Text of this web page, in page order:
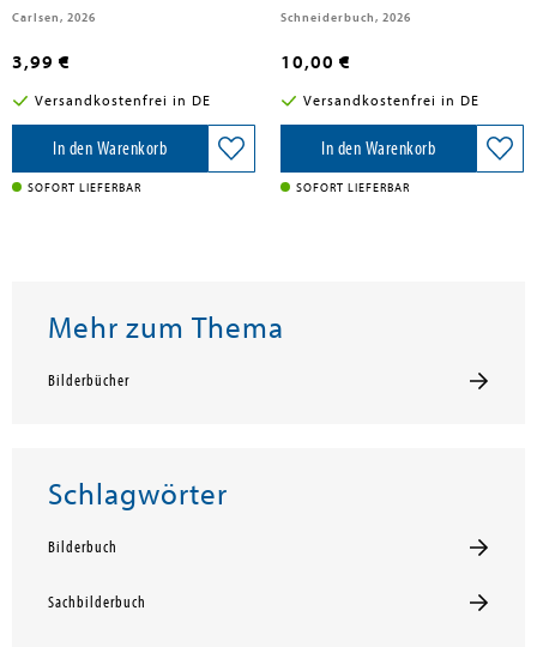
Carlsen, 2026
3,99 €
Versandkostenfrei in DE
In den Warenkorb
SOFORT LIEFERBAR
Schneiderbuch, 2026
10,00 €
Versandkostenfrei in DE
In den Warenkorb
SOFORT LIEFERBAR
Mehr zum Thema
Bilderbücher
Schlagwörter
Bilderbuch
Sachbilderbuch